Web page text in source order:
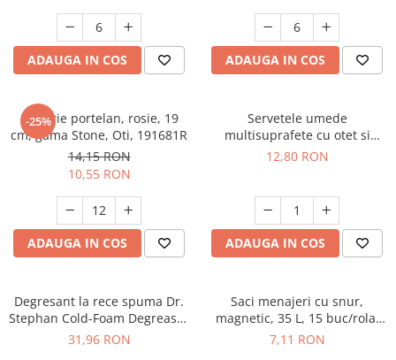
ADAUGA IN COS ADAUGA IN COS
-25%
Farfurie portelan, rosie, 19
cm, gama Stone, Oti, 191681R
14,15 RON
10,55 RON
ADAUGA IN COS
Servetele umede
multisuprafete cu otet si
bicarbonat, 50 buc/set,
12,80 RON
ADAUGA IN COS
Degresant la rece spuma Dr.
Stephan Cold-Foam Degreaser
750ml, 90012914
31,96 RON
Saci menajeri cu snur,
magnetic, 35 L, 15 buc/rola,
Epack
7,11 RON